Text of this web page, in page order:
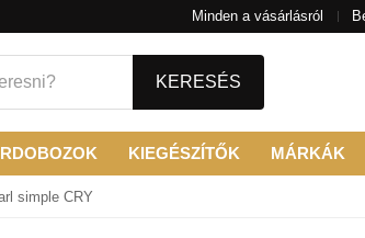
Minden a vásárlásról
KERESÉS
KIEGÉSZÍTŐK MÁRKÁK
simple CRY